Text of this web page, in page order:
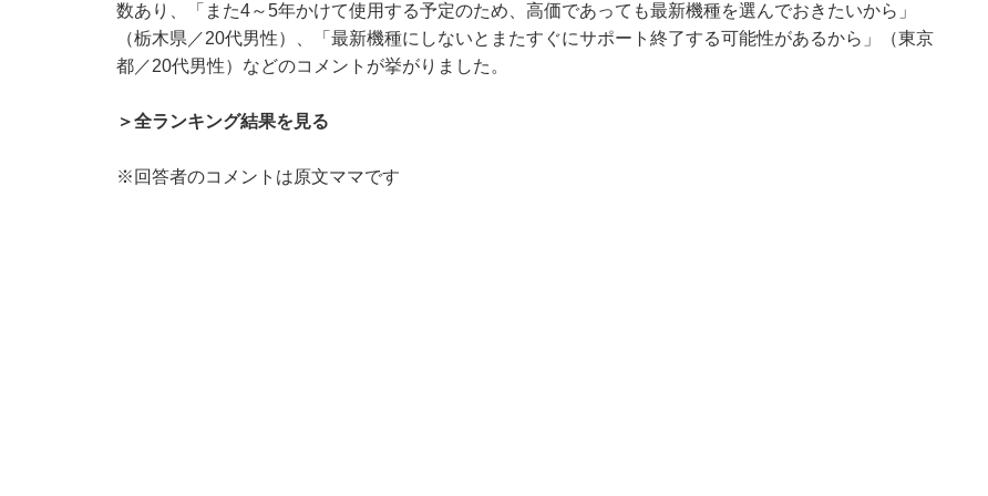
数あり、「また4～5年かけて使用する予定のため、高価であっても最新機種を選んでおきたいから」
（栃木県／20代男性）、「最新機種にしないとまたすぐにサポート終了する可能性があるから」（東京
都／20代男性）などのコメントが挙がりました。
＞全ランキング結果を見る
※回答者のコメントは原文ママです